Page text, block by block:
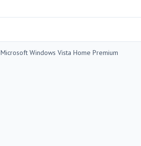
Microsoft Windows Vista Home Premium